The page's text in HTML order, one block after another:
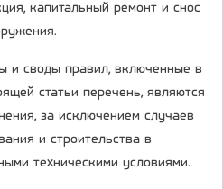
капитальный ремонт и снос
и своды правил, включенные в
статьи перечень, являются
за исключением случаев
и строительства в
техническими условиями.